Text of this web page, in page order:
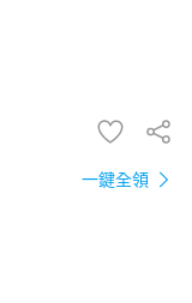
一鍵全領